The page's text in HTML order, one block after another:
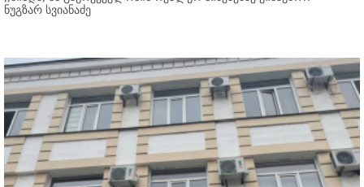
ნუგზარ სვიანაძე